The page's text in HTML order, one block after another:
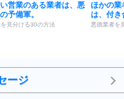
営業のある業者は、悪
予備軍。
見分ける30の方法
ほかの業
は、付き
悪徳業者を
ージ